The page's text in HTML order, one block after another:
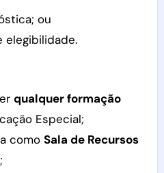
ou
elegibilidade.
qualquer formação
Especial;
como Sala de Recursos
;